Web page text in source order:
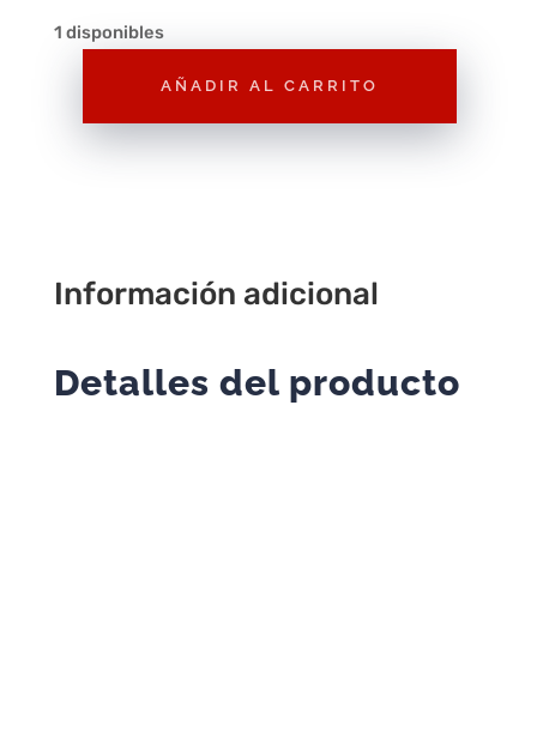
1 disponibles
AÑADIR AL CARRITO
Información adicional
Detalles del producto